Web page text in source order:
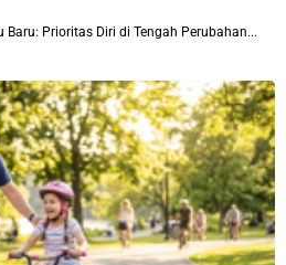
Baru: Prioritas Diri di Tengah Perubahan...